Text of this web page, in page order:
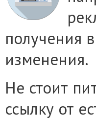
получения
изменения.
Не стоит
ссылку от